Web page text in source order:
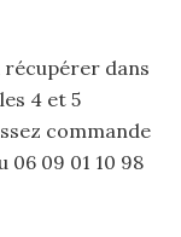
récupérer dans
4 et 5
commande
06 09 01 10 98